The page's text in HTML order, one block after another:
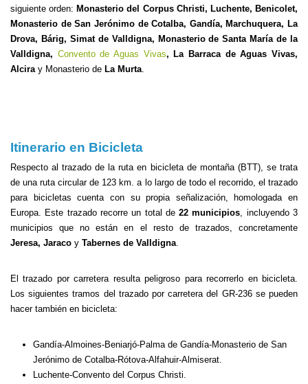
siguiente orden: Monasterio del Corpus Christi, Luchente, Benicolet,
Monasterio de San Jerónimo de Cotalba, Gandía, Marchuquera, La
Drova, Bárig, Simat de Valldigna, Monasterio de Santa María de la
Valldigna, Convento de Aguas Vivas, La Barraca de Aguas Vivas,
Alciray Monasterio de La Murta.
Itinerario en Bicicleta
Respecto al trazado de la ruta en bicicleta de montaña (BTT), se trata
de una ruta circular de 123 km. a lo largo de todo el recorrido, el trazado
para bicicletas cuenta con su propia señalización, homologada en
Europa. Este trazado recorre un total de22 municipios, incluyendo 3
municipios que no están en el resto de trazados, concretamente
Jeresa, Jaraco y Tabernes de Valldigna.
El trazado por carretera resulta peligroso para recorrerlo en bicicleta.
Los siguientes tramos del trazado por carretera del GR-236 se pueden
hacer también en bicicleta:
Gandía-Almoines-Beniarjó-Palma de Gandía-Monasterio de San
Jerónimo de Cotalba-Rótova-Alfahuir-Almiserat.
Luchente-Convento del Corpus Christi.